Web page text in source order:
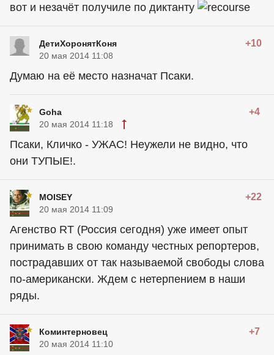
вот и незачёт получиле по диктанту
ДетиХоронятКоня +10
20 мая 2014 11:08
Думаю на её место назначат Псаки.
Goha +4
20 мая 2014 11:18
Псаки, Кличко - УЖАС! Неужели не видно, что
они ТУПЫЕ!.
MOISEY +22
20 мая 2014 11:09
Агенство RT (Россия сегодня) уже имеет опыт
принимать в свою команду честных репортеров,
пострадавших от так называемой свободы слова
по-американски. Ждем с нетерпением в наши
ряды.
Коминтерновец +7
20 мая 2014 11:10